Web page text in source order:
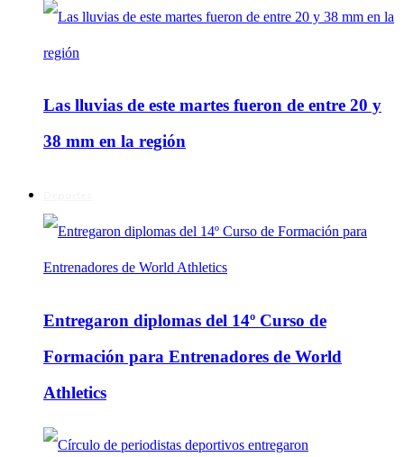
Las lluvias de este martes fueron de entre 20 y
38 mm en la región
Entregaron diplomas del 14º Curso de
Formación para Entrenadores de World
Athletics